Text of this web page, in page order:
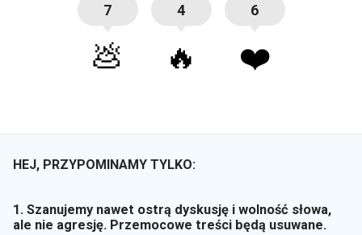
7
💩
4
🔥
6
❤️
HEJ, PRZYPOMINAMY TYLKO:
1. Szanujemy nawet ostrą dyskusję i wolność słowa,
ale nie agresję. Przemocowe treści będą usuwane.